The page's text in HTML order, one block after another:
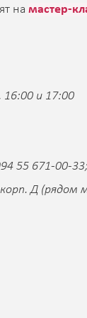
на мастер-
16:00 и 17:00
55 671-00-33;
Д (рядом